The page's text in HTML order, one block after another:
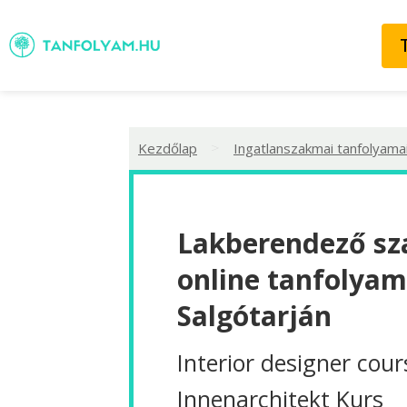
Kezdőlap Ingatlanszakmai
Lakberendező
online
Salgótarján
Interior designer
Innenarchitekt Kurs